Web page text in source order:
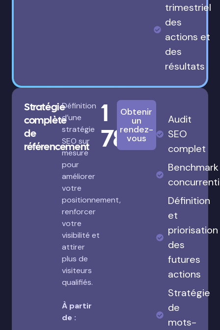
trimestriel
des
actions et
des
résultats
Stratégie
complète
de
référencement
Définition
d’une
stratégie
SEO sur
mesure
pour
améliorer
votre
positionnement,
renforcer
votre
visibilité et
attirer
plus de
visiteurs
qualifiés.
À partir
de :
1
780€
Obtenir
un
rendez-
vous
Audit
SEO
complet
Benchmark
Définition
et
priorisation
des
futures
actions
Stratégie
de
mots-